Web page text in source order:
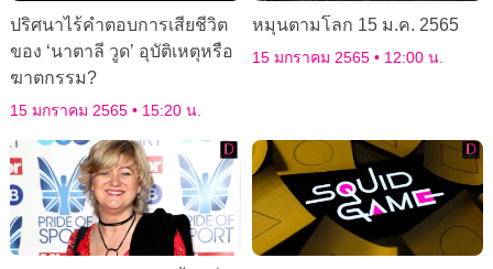
ปริศนาไร้คำตอบการเสียชีวิต
ของ ‘นาตาลี วูด’ อุบัติเหตุหรือ
ฆาตกรรม?
15 มกราคม 2565 15:20 น.
หมุนตามโลก 15 ม.ค. 2565
15 มกราคม 2565 12:00 น.